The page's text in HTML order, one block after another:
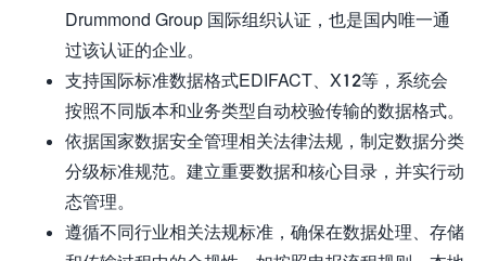
Drummond Group 国际组织认证，也是国内唯一通
过该认证的企业。
支持国际标准数据格式EDIFACT、X12等，系统会
按照不同版本和业务类型自动校验传输的数据格式。
依据国家数据安全管理相关法律法规，制定数据分类
分级标准规范。建立重要数据和核心目录，并实行动
态管理。
遵循不同行业相关法规标准，确保在数据处理、存储